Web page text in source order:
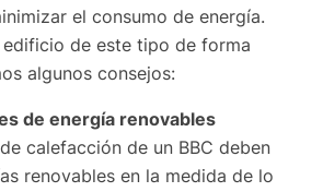
el consumo de energía.
edificio de este tipo de forma
algunos consejos:
de energía renovables
calefacción de un BBC deben
renovables en la medida de lo